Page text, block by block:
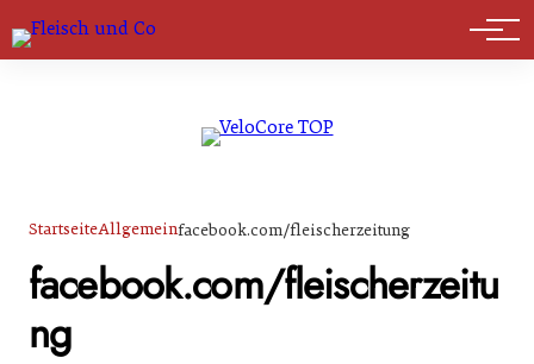
Marktführer
StartseiteAllgemeinfacebook.com/fleischerzeitung
facebook.com/fleischerzeitu
ng